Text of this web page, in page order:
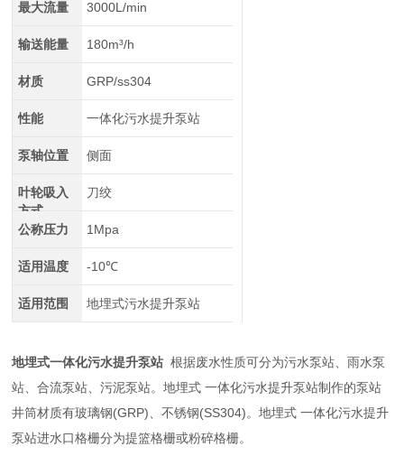
最大流量 3000L/min
输送能量 180m³/h
材质 GRP/ss304
性能 一体化污水提升泵站
泵轴位置 侧面
叶轮吸入
方式
刀绞
公称压力 1Mpa
适用温度 -10℃
适用范围 地埋式污水提升泵站
地埋式一体化污水提升泵站 根据废水性质可分为污水泵站、雨水泵
站、合流泵站、污泥泵站。地埋式 一体化污水提升泵站制作的泵站
井筒材质有玻璃钢(GRP)、不锈钢(SS304)。地埋式 一体化污水提升
泵站进水口格栅分为提篮格栅或粉碎格栅。